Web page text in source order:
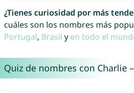
¿Tienes curiosidad por más
cuáles son los nombres más
Portugal, Brasil y en todo el
Quiz de nombres con Charlie